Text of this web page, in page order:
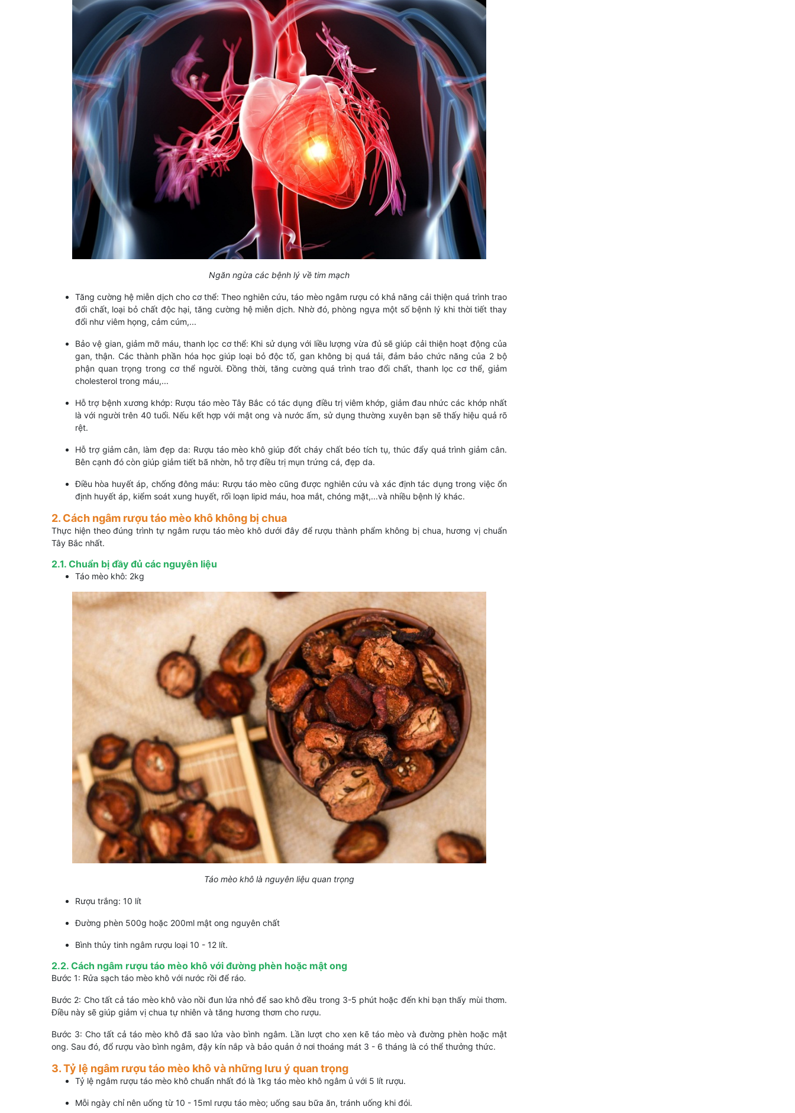
Ngăn ngừa các bệnh lý về tim mạch
Tăng cường hệ miễn dịch cho cơ thể: Theo nghiên cứu, táo mèo ngâm rượu có khả năng cải thiện quá trình trao
đổi chất, loại bỏ chất độc hại, tăng cường hệ miễn dịch. Nhờ đó, phòng ngựa một số bệnh lý khi thời tiết thay
đổi như viêm họng, cảm cúm,...
Bảo vệ gian, giảm mỡ máu, thanh lọc cơ thể: Khi sử dụng với liều lượng vừa đủ sẽ giúp cải thiện hoạt động của
gan, thận. Các thành phần hóa học giúp loại bỏ độc tố, gan không bị quá tải, đảm bảo chức năng của 2 bộ
phận quan trọng trong cơ thể người. Đồng thời, tăng cường quá trình trao đổi chất, thanh lọc cơ thể, giảm
cholesterol trong máu,...
Hỗ trợ bệnh xương khớp: Rượu táo mèo Tây Bắc có tác dụng điều trị viêm khớp, giảm đau nhức các khớp nhất
là với người trên 40 tuổi. Nếu kết hợp với mật ong và nước ấm, sử dụng thường xuyên bạn sẽ thấy hiệu quả rõ
rệt.
Hỗ trợ giảm cân, làm đẹp da: Rượu táo mèo khô giúp đốt cháy chất béo tích tụ, thúc đẩy quá trình giảm cân.
Bên cạnh đó còn giúp giảm tiết bã nhờn, hỗ trợ điều trị mụn trứng cá, đẹp da.
Điều hòa huyết áp, chống đông máu: Rượu táo mèo cũng được nghiên cứu và xác định tác dụng trong việc ổn
định huyết áp, kiểm soát xung huyết, rối loạn lipid máu, hoa mắt, chóng mặt,...và nhiều bệnh lý khác.
2. Cách ngâm rượu táo mèo khô không bị chua
Thực hiện theo đúng trình tự ngâm rượu táo mèo khô dưới đây để rượu thành phẩm không bị chua, hương vị chuẩn
Tây Bắc nhất.
2.1. Chuẩn bị đầy đủ các nguyên liệu
Táo mèo khô: 2kg
Táo mèo khô là nguyên liệu quan trọng
Rượu trắng: 10 lít
Đường phèn 500g hoặc 200ml mật ong nguyên chất
Bình thủy tinh ngâm rượu loại 10 - 12 lít.
2.2. Cách ngâm rượu táo mèo khô với đường phèn hoặc mật ong
Bước 1: Rửa sạch táo mèo khô với nước rồi để ráo.
Bước 2: Cho tất cả táo mèo khô vào nồi đun lửa nhỏ để sao khô đều trong 3-5 phút hoặc đến khi bạn thấy mùi thơm.
Điều này sẽ giúp giảm vị chua tự nhiên và tăng hương thơm cho rượu.
Bước 3: Cho tất cả táo mèo khô đã sao lửa vào bình ngâm. Lần lượt cho xen kẽ táo mèo và đường phèn hoặc mật
ong. Sau đó, đổ rượu vào bình ngâm, đậy kín nắp và bảo quản ở nơi thoáng mát 3 - 6 tháng là có thể thưởng thức.
3. Tỷ lệ ngâm rượu táo mèo khô và những lưu ý quan trọng
Tỷ lệ ngâm rượu táo mèo khô chuẩn nhất đó là 1kg táo mèo khô ngâm ủ với 5 lít rượu.
Mỗi ngày chỉ nên uống từ 10 - 15ml rượu táo mèo; uống sau bữa ăn, tránh uống khi đói.